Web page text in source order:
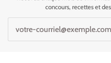
concours, recettes et